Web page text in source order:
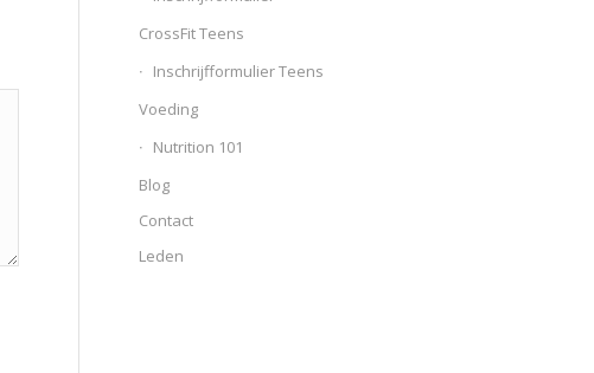
CrossFit Teens
Inschrijfformulier Teens
Voeding
Nutrition 101
Blog
Contact
Leden